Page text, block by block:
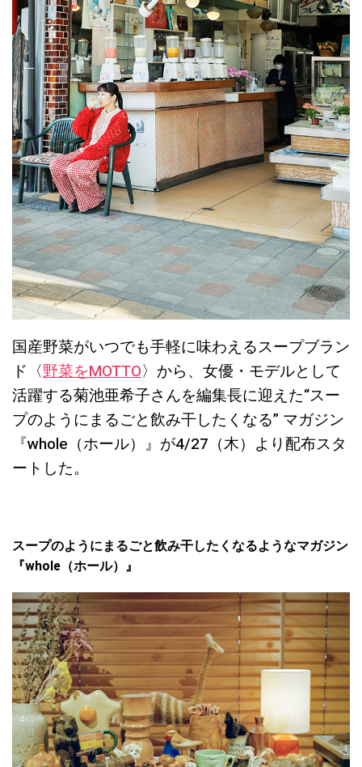
国産野菜がいつでも手軽に味わえるスープブラン
ド〈野菜をMOTTO〉から、女優・モデルとして
活躍する菊池亜希子さんを編集長に迎えた“スー
プのようにまるごと飲み干したくなる” マガジン
『whole（ホール）』が4/27（木）より配布スタ
ートした。
スープのようにまるごと飲み干したくなるようなマガジン
『whole（ホール）』